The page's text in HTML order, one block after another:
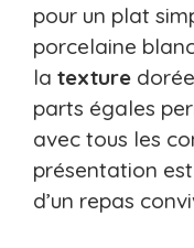
pour un plat
porcelaine
la texture
parts égales
avec tous les
présentation
d’un repas